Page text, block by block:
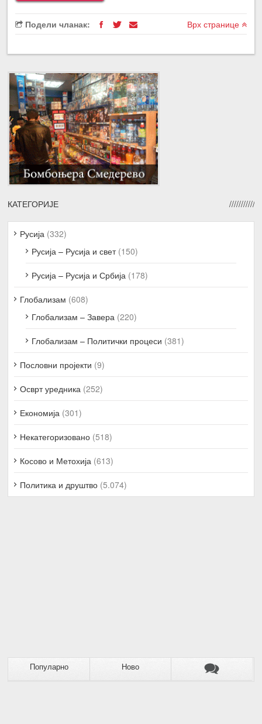
Подели чланак: Врх странице
КАТЕГОРИЈЕ
Русија (332)
Русија – Русија и свет(150)
Русија – Русија и Србија (178)
Глобализам (608)
Глобализам – Завера (220)
Глобализам – Политички процеси (381)
Пословни пројекти (9)
Осврт уредника (252)
Економија (301)
Некатегоризовано (518)
Косово и Метохија (613)
Политика и друштво (5.074)
Популарно Ново